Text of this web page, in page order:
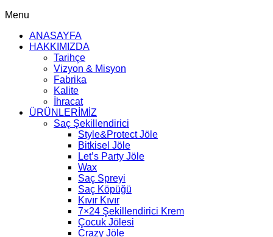
Menu
ANASAYFA
HAKKIMIZDA
Tarihçe
Vizyon & Misyon
Fabrika
Kalite
İhracat
ÜRÜNLERİMİZ
Saç Şekillendirici
Style&Protect Jöle
Bitkisel Jöle
Let’s Party Jöle
Wax
Saç Spreyi
Saç Köpüğü
Kıvır Kıvır
7×24 Şekillendirici Krem
Çocuk Jölesi
Crazy Jöle